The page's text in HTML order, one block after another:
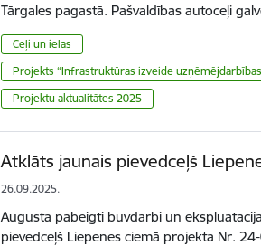
Tārgales pagastā. Pašvaldības autoceļi
Ceļi un ielas
Projekts “Infrastruktūras izveide
Projektu aktualitātes 2025
Atklāts jaunais pievedceļš
26.09.2025.
Augustā pabeigti būvdarbi un
pievedceļš Liepenes ciemā projekta Nr.